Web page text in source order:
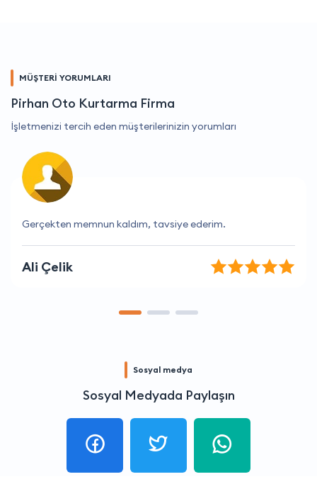
MÜŞTERİ YORUMLARI
Pirhan Oto Kurtarma Firma
İşletmenizi tercih eden müşterilerinizin yorumları
İhtiyaçlarımı tam olarak anlayan bir firma.
Deniz Dağ
Sosyal medya
Sosyal Medyada Paylaşın